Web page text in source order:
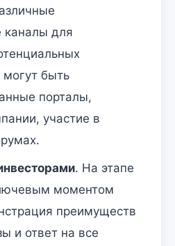
каналы для
быть
порталы,
участие в
. На этапе
моментом
преимуществ
и ответ на все